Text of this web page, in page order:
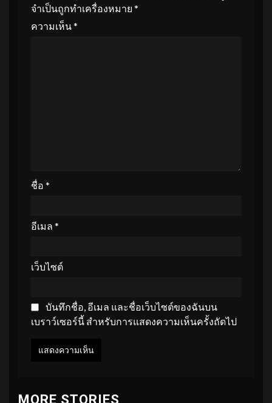
จำเป็นถูกทำเครื่องหมาย *
ความเห็น*
ชื่อ *
อีเมล *
เว็บไซต์
บันทึกชื่อ, อีเมล และชื่อเว็บไซต์ของฉันบน
เบราว์เซอร์นี้ สำหรับการแสดงความเห็นครั้งถัดไป
MORE STORIES